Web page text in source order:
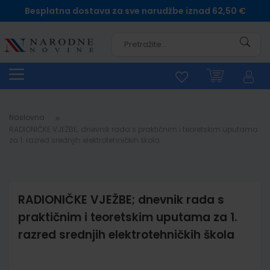
Besplatna dostava za sve narudžbe iznad 62,50 €
Naslovna
RADIONIČKE VJEŽBE; dnevnik rada s
praktičnim i teoretskim uputama za 1.
razred srednjih elektrotehničkih škola